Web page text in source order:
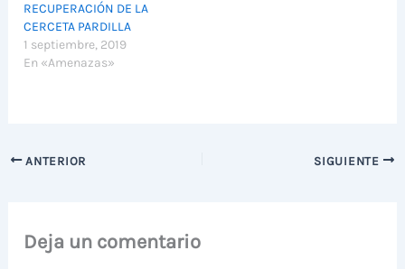
RECUPERACIÓN DE LA
CERCETA PARDILLA
1 septiembre, 2019
En «Amenazas»
ANTERIOR SIGUIENTE
Deja un comentario